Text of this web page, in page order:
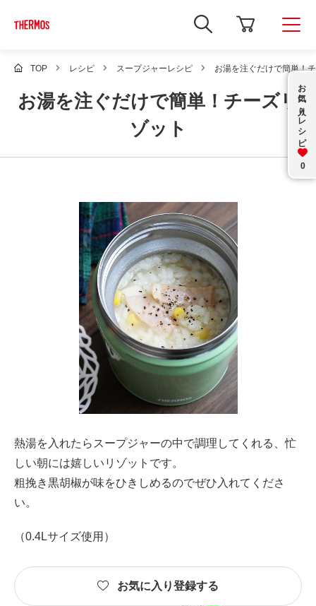
新
し
ィ
ウ
で
ト
を
開
き
ま
す
TOP レシピ スープジャーレシピ お湯を注ぐだけで簡単！
お湯を注ぐだけで簡単！チーズリ
ゾット
お気に入り
レシピ
0
熱湯を入れたらスープジャーの中で調理してくれる、忙
しい朝には嬉しいリゾットです。
粗挽き黒胡椒が味をひきしめるのでぜひ入れてくださ
い。
（0.4Lサイズ使用）
お気に入り登録する